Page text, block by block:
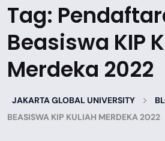
Tag:
Beasiswa KIP
Merdeka 2022
JAKARTA GLOBAL UNIVERSITY >
BEASISWA KIP KULIAH MERDEKA 2022